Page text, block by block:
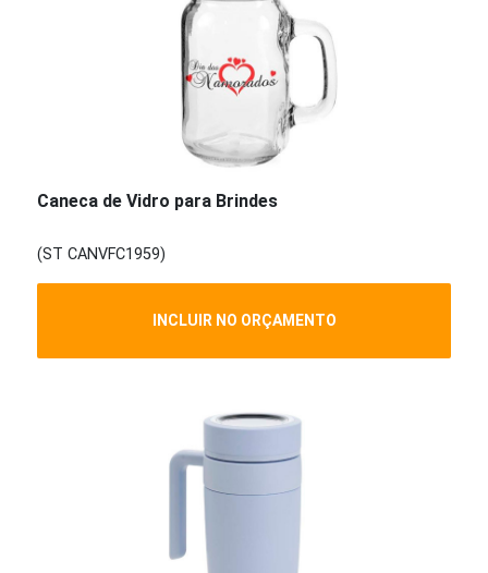
Caneca de Vidro para Brindes
(ST CANVFC1959)
INCLUIR NO ORÇAMENTO